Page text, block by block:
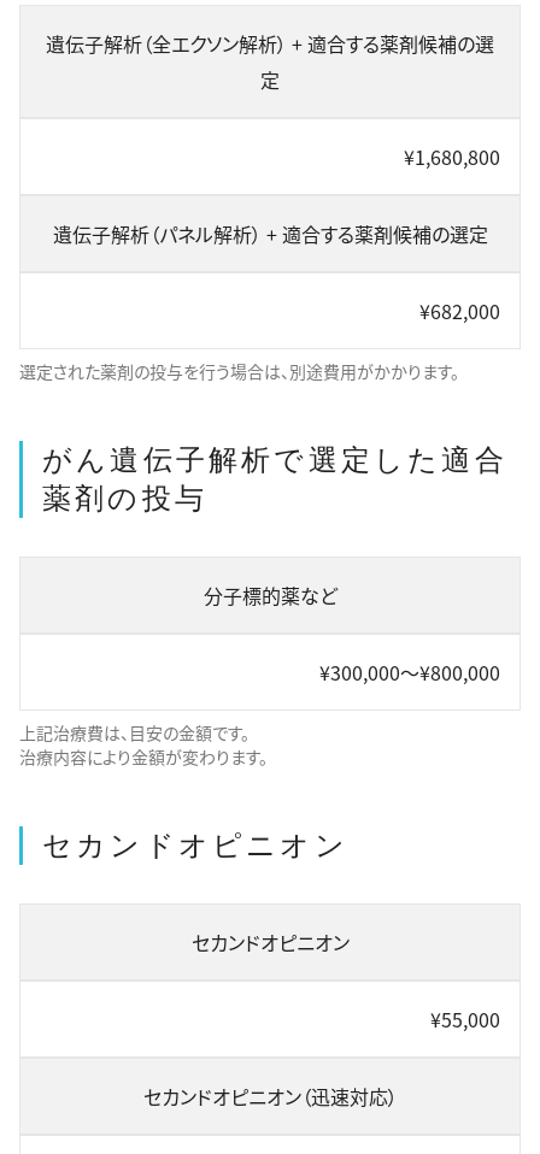
遺伝子解析（全エクソン解析） + 適合する薬剤候補の選
定
¥1,680,800
遺伝子解析（パネル解析） + 適合する薬剤候補の選定
¥682,000
選定された薬剤の投与を行う場合は、別途費用がかかります。
がん遺伝子解析で選定した適合
薬剤の投与
分子標的薬など
¥300,000～¥800,000
上記治療費は、目安の金額です。
治療内容により金額が変わります。
セカンドオピニオン
セカンドオピニオン
¥55,000
セカンドオピニオン（迅速対応）